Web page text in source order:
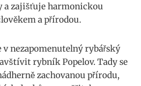
zajišťuje harmonickou
a přírodou.
v nezapomenutelný rybářský
rybník Popelov. Tady se
zachovanou přírodu,